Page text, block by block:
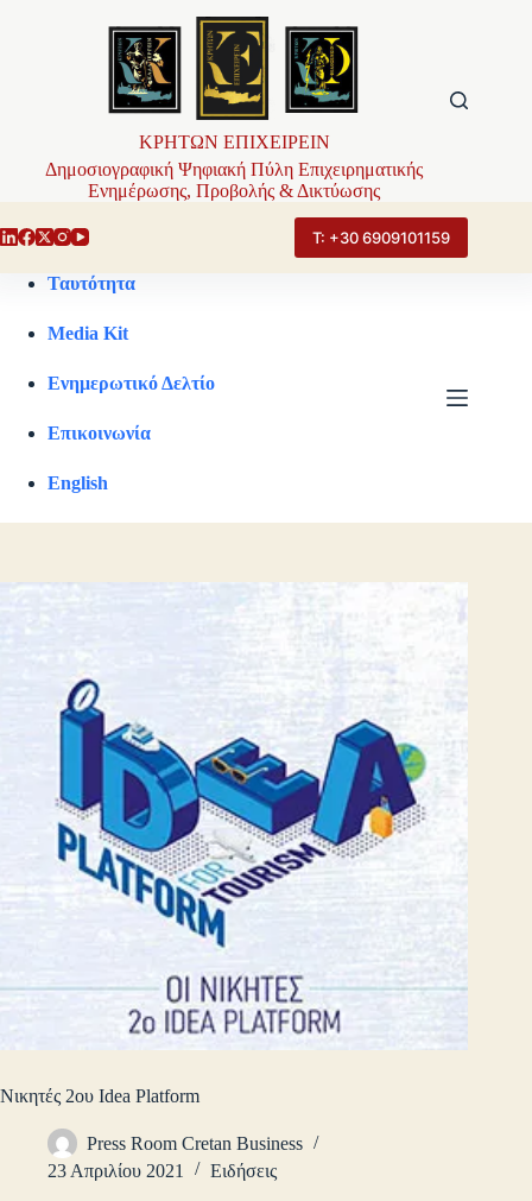
ΚΡΗΤΩΝ ΕΠΙΧΕΙΡΕΙΝ
Δημοσιογραφική Ψηφιακή Πύλη Επιχειρηματικής
Ενημέρωσης, Προβολής & Δικτύωσης
Τ: +30 6909101159
Ταυτότητα
Media Kit
Ενημερωτικό Δελτίο
Επικοινωνία
English
Νικητές 2ου Idea Platform
Press Room Cretan Business
23 Απριλίου 2021
Ειδήσεις